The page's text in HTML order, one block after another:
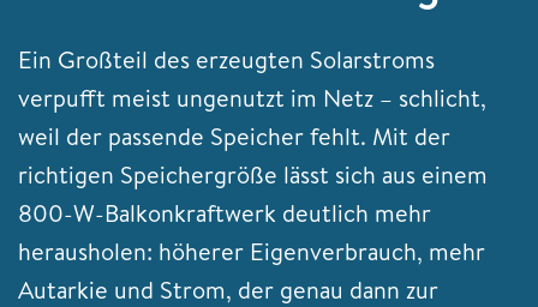
Ein Großteil des erzeugten Solarstroms
verpufft meist ungenutzt im Netz – schlicht,
weil der passende Speicher fehlt. Mit der
richtigen Speichergröße lässt sich aus einem
800-W-Balkonkraftwerk deutlich mehr
herausholen: höherer Eigenverbrauch, mehr
Autarkie und Strom, der genau dann zur